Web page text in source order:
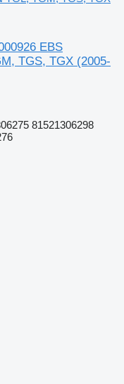
EBS
TGS, TGX (2005-
81521306298